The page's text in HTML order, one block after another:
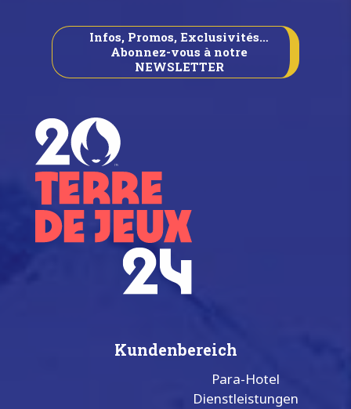
Infos, Promos, Exclusivités…
Abonnez-vous à notre
NEWSLETTER
Kundenbereich
Para-Hotel
Dienstleistungen